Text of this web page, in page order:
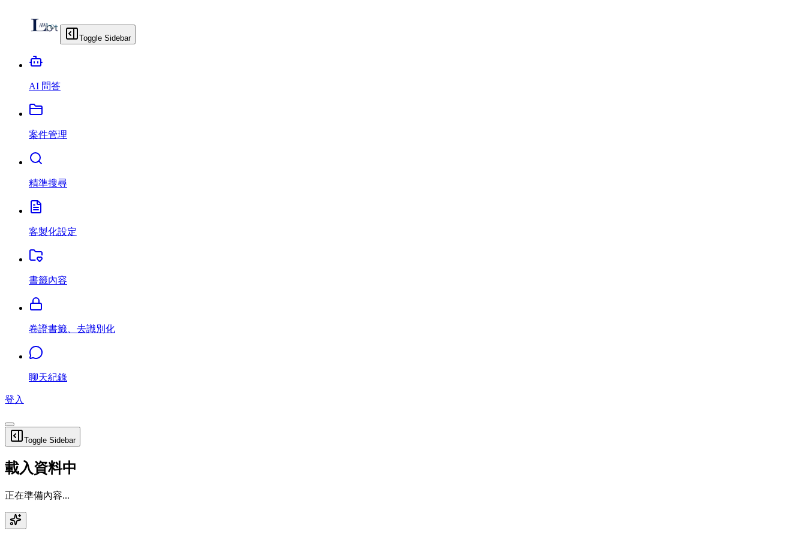
Toggle Sidebar
AI 問答
案件管理
精準搜尋
客製化設定
書籤內容
卷證書籤、去識別化
聊天紀錄
登入
Toggle Sidebar
載入資料中
正在準備內容...